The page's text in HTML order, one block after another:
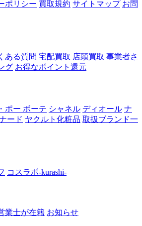
ポリシー 買取規約 サイトマップ お問
ある質問 宅配買取 店頭買取 事業者さ
グ お得なポイント還元
ポー ボーテ シャネル ディオール ナ
ード ヤクルト化粧品 取扱ブランド一
コスラボ-kurashi-
業士が在籍 お知らせ